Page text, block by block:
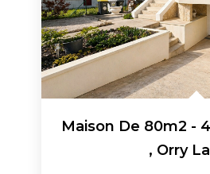
, Orry